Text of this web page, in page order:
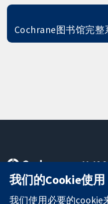
Cochrane图书馆完整
可信任的证据
知情决定
11-13
Square
London
W1G
我们的Cookie使用
我们使用必要的cookie